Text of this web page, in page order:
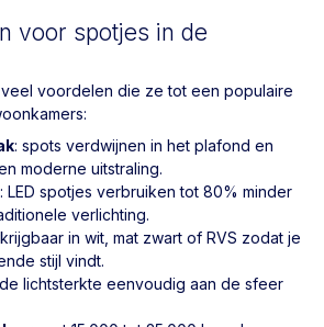
voor spotjes in de
voordelen die ze tot een populaire
: spots verdwijnen in het plafond en
moderne uitstraling.
: LED spotjes verbruiken tot 80% minder
verlichting.
in wit, mat zwart of RVS zodat je
stijl vindt.
lichtsterkte eenvoudig aan de sfeer